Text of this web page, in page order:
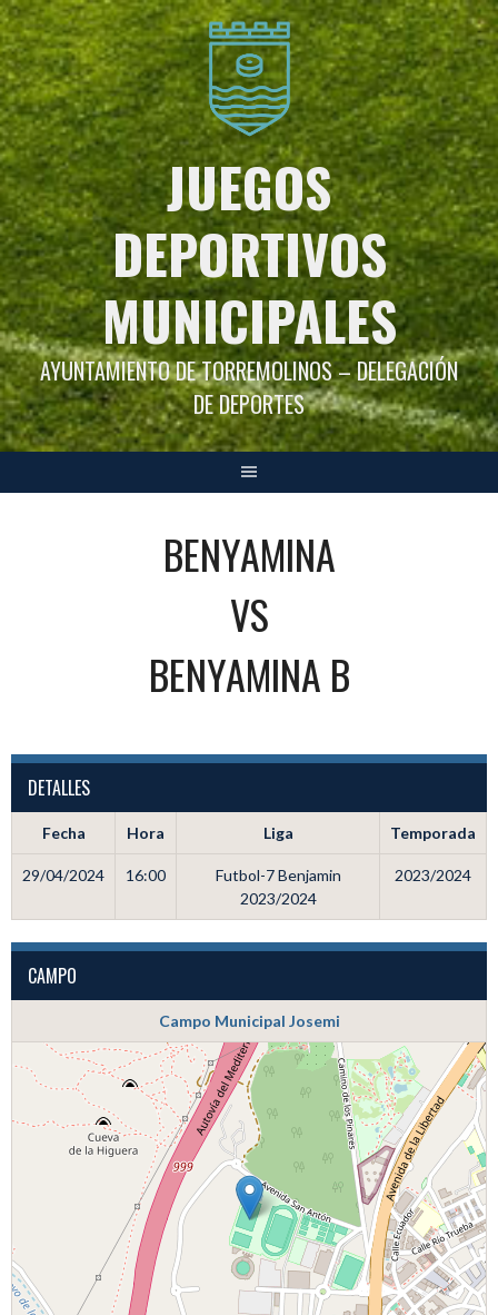
Saltar
al
contenido
JUEGOS
DEPORTIVOS
MUNICIPALES
AYUNTAMIENTO DE TORREMOLINOS – DELEGACIÓN
DE DEPORTES
BENYAMINA
VS
BENYAMINA B
DETALLES
Fecha Hora Liga Temporada
29/04/2024 16:00
Futbol-7 Benjamin
2023/2024
2023/2024
CAMPO
Campo Municipal Josemi